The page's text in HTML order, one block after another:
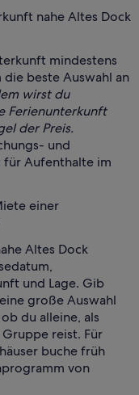
nahe Altes Dock
mindestens
beste Auswahl an
wirst du
Ferienunterkunft
der Preis.
und
für Aufenthalte im
einer
Altes Dock
und Lage. Gib
große Auswahl
du alleine, als
reist. Für
buche früh
von